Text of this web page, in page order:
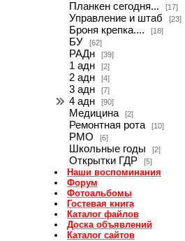
Планкен сегодня... [17]
Управление и штаб [23]
Броня крепка.... [18]
БУ [62]
РАДн [39]
1 адн [2]
2 адн [4]
3 адн [7]
4 адн [90]
Медицина [2]
Ремонтная рота [10]
РМО [6]
Школьные годы [2]
Открытки ГДР [5]
Наши воспоминания
Форум
Фотоальбомы
Гостевая книга
Каталог файлов
Доска объявлений
Каталог сайтов